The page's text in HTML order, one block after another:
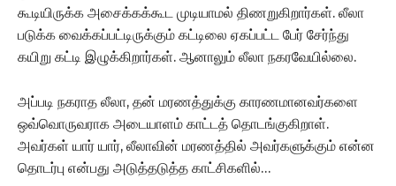
கூடியிருக்க அசைக்கக்கூட முடியாமல் திணறுகிறார்கள். லீலா
படுக்க வைக்கப்பட்டிருக்கும் கட்டிலை ஏகப்பட்ட பேர் சேர்ந்து
கயிறு கட்டி இழுக்கிறார்கள். ஆனாலும் லீலா நகரவேயில்லை.
அப்படி நகராத லீலா, தன் மரணத்துக்கு காரணமானவர்களை
ஒவ்வொருவராக அடையாளம் காட்டத் தொடங்குகிறாள்.
அவர்கள் யார் யார், லீலாவின் மரணத்தில் அவர்களுக்கும் என்ன
தொடர்பு என்பது அடுத்தடுத்த காட்சிகளில்…